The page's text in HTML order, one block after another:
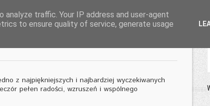
z najpiękniejszych i najbardziej wyczekiwanych
pełen radości, wzruszeń i wspólnego
traffic. Your IP address and user-agent
to ensure quality of service, generate usage